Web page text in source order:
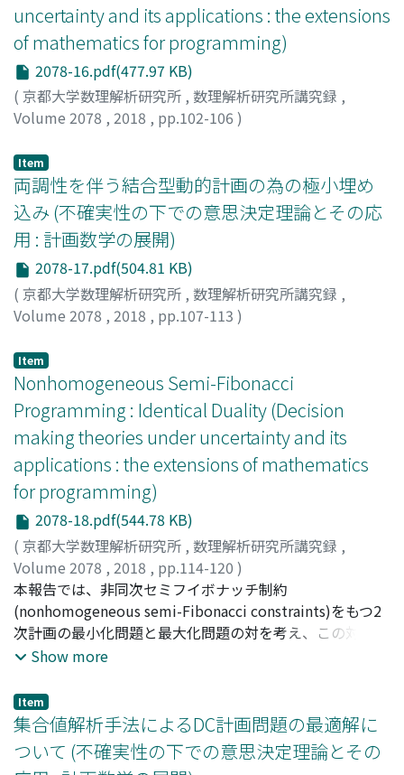
selection are worth researching on uncertain portfolio
selection.
uncertainty and its applications : the extensions
of mathematics for programming)
2078-16.pdf(477.97 KB)
( 京都大学数理解析研究所 , 数理解析研究所講究録 ,
Volume 2078 , 2018 , pp.102-106 )
Item
両調性を伴う結合型動的計画の為の極小埋め
込み (不確実性の下での意思決定理論とその応
用 : 計画数学の展開)
2078-17.pdf(504.81 KB)
( 京都大学数理解析研究所 , 数理解析研究所講究録 ,
Volume 2078 , 2018 , pp.107-113 )
Item
Nonhomogeneous Semi-Fibonacci
Programming : Identical Duality (Decision
making theories under uncertainty and its
applications : the extensions of mathematics
for programming)
2078-18.pdf(544.78 KB)
( 京都大学数理解析研究所 , 数理解析研究所講究録 ,
Volume 2078 , 2018 , pp.114-120 )
岩本, 誠一;木村, 寛;Iwamoto, Seiichi;Kimura, Yutaka
イワモト, セイイチ; キムラ, ユタカ
本報告では、非同次セミフイボナッチ制約
(nonhomogeneous semi-Fibonacci constraints)をもつ2
次計画の最小化問題と最大化問題の対を考え、この対の間
にはフィボナッチ一致双対性(Fibonacci identical
ラス・マイナス法(Plus-minus Method)による方法で示
す。さらに、非同次性が特別な場合には、主と双対のそれ
ぞれの問題の最適点がともにダ・ヴインチ・コードを成し
ていることを紹介する。
Show more
Item
集合値解析手法によるDC計画問題の最適解に
ついて (不確実性の下での意思決定理論とその